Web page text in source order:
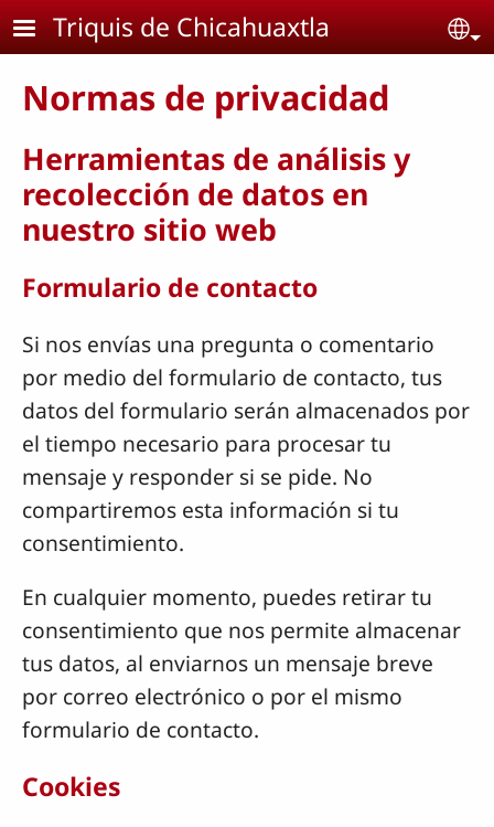
Pasar al contenido principal
Triquis de Chicahuaxtla
Normas de privacidad
Herramientas de análisis y
recolección de datos en
nuestro sitio web
Formulario de contacto
Si nos envías una pregunta o comentario
por medio del formulario de contacto, tus
datos del formulario serán almacenados por
el tiempo necesario para procesar tu
mensaje y responder si se pide. No
compartiremos esta información si tu
consentimiento.
En cualquier momento, puedes retirar tu
consentimiento que nos permite almacenar
tus datos, al enviarnos un mensaje breve
por correo electrónico o por el mismo
formulario de contacto.
Cookies